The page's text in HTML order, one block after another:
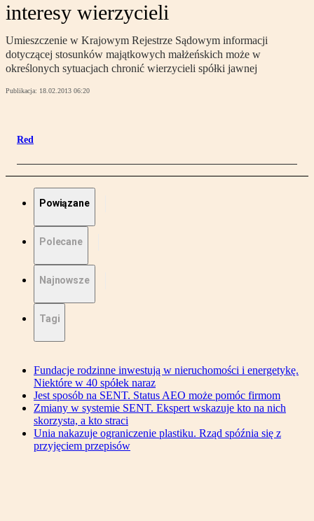
interesy wierzycieli
Umieszczenie w Krajowym Rejestrze Sądowym informacji
dotyczącej stosunków majątkowych małżeńskich może w
określonych sytuacjach chronić wierzycieli spółki jawnej
Publikacja: 18.02.2013 06:20
Red
Powiązane
Polecane
Najnowsze
Tagi
Fundacje rodzinne inwestują w nieruchomości i energetykę.
Niektóre w 40 spółek naraz
Jest sposób na SENT. Status AEO może pomóc firmom
Zmiany w systemie SENT. Ekspert wskazuje kto na nich
skorzysta, a kto straci
Unia nakazuje ograniczenie plastiku. Rząd spóźnia się z
przyjęciem przepisów